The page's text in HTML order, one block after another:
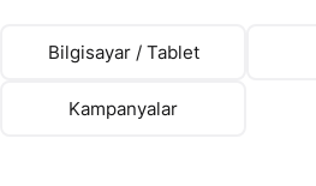
Bilgisayar / Tablet
Kampanyalar